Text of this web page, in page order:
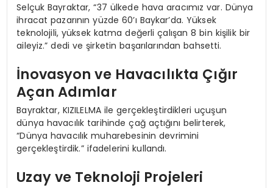
Selçuk Bayraktar, “37 ülkede hava aracımız var. Dünya
ihracat pazarının yüzde 60’ı Baykar’da. Yüksek
teknolojili, yüksek katma değerli çalışan 8 bin kişilik bir
aileyiz.” dedi ve şirketin başarılarından bahsetti.
İnovasyon ve Havacılıkta Çığır
Açan Adımlar
Bayraktar, KIZILELMA ile gerçekleştirdikleri uçuşun
dünya havacılık tarihinde çağ açtığını belirterek,
“Dünya havacılık muharebesinin devrimini
gerçekleştirdik.” ifadelerini kullandı.
Uzay ve Teknoloji Projeleri